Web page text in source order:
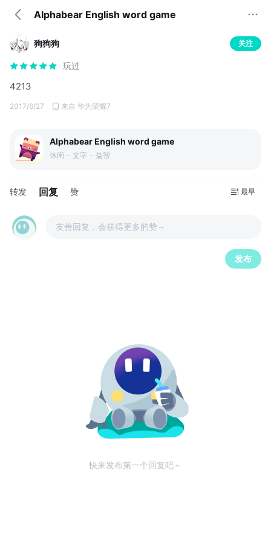
Alphabear English word game
狗狗狗 关注
玩过
4213
2017/6/27 来自 华为荣耀7
Alphabear English word game
休闲 文字 益智
转发 回复 赞 最早
友善回复，会获得更多的赞～
发布
快来发布第一个回复吧～